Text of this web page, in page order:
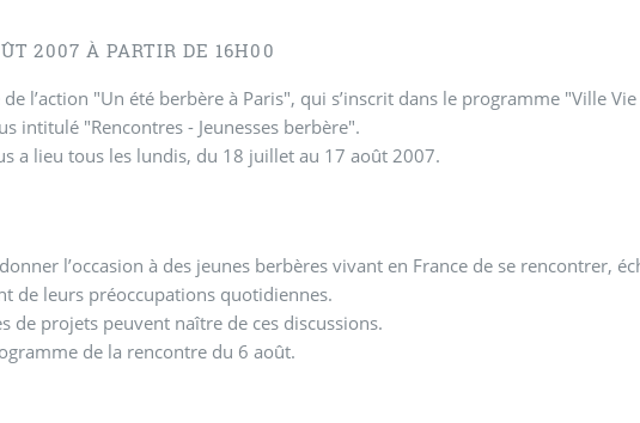
2007 À PARTIR DE 16H00
l’action "Un été berbère à Paris", qui s’inscrit dans le programme "Ville
intitulé "Rencontres - Jeunesses berbère".
a lieu tous les lundis, du 18 juillet au 17 août 2007.
l’occasion à des jeunes berbères vivant en France de se rencontrer,
de leurs préoccupations quotidiennes.
de projets peuvent naître de ces discussions.
de la rencontre du 6 août.